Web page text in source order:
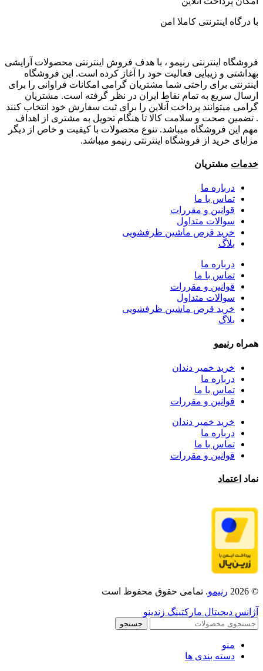
با درگاه اینترنتی کاملا امن
فروشگاه اینترنتی رنیمو ، با هدف فروش اینترنتی محصولات آرایشی
بهداشتی و زیبایی فعالیت خود را آغاز کرده است. این فروشگاه
اینترنتی برای راحتی شما مشتریان گرامی امکانات فراوانی را برای
ارسال سریع به تمام نقاط ایران در نظر گرفته است. مشتریان
گرامی میتوانند پرداخت آنلاین را برای ثبت سفارش خود انتخاب کنند
. تضمین صحت و سلامت کالا تا هنگام تحویل به مشتری از اهداف
مهم این فروشگاه میباشد. تنوع محصولات با کیفیت و خاص از دیگر
مزایای خرید از فروشگاه اینترنتی رنیمو میباشد.
خدمات مشتریان
درباره ما
تماس با ما
قوانین و مقررات
سوالات متداول
خرید قرص ماشین ظرفشویی
بلاگ
درباره ما
تماس با ما
قوانین و مقررات
سوالات متداول
خرید قرص ماشین ظرفشویی
بلاگ
همراه رنیمو
خرید خمیر دندان
درباره ما
تماس با ما
قوانین و مقررات
خرید خمیر دندان
درباره ما
تماس با ما
قوانین و مقررات
نماد اعتماد
© 2026 رنیمو. تمامی حقوق محفوظ است
آژانس دیجیتال مارکتینگ زندینو
جستجو
منو
دسته بندی ها